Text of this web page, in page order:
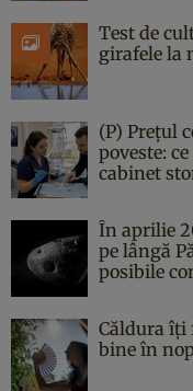
Test de
girafele la
(P) Prețul
poveste:
cabinet
În aprilie
pe lângă
posibile
Căldura îți
bine în